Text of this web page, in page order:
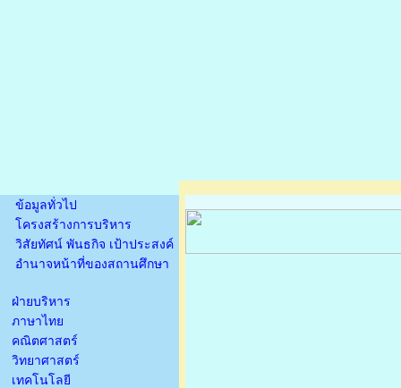
ข้อมูลทั่วไป
โครงสร้างการบริหาร
วิสัยทัศน์ พันธกิจ เป้าประสงค์
อำนาจหน้าที่ของสถานศึกษา
ฝ่ายบริหาร
ภาษาไทย
คณิตศาสตร์
วิทยาศาสตร์
เทคโนโลยี